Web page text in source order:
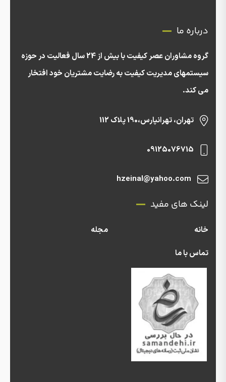
درباره ما
گروه مشاوران عصر کیفیت با بیش از 24 سال فعالیت در حوزه
سیستمهای مدیریت کیفیت به رضایت مشتریان خود افتخار
می کند.
تهران، تهرانپارس،190 پلاک 112
09125076715
hzeinal@yahoo.com
لینک های مفید
خانه
مجله
تماس با ما